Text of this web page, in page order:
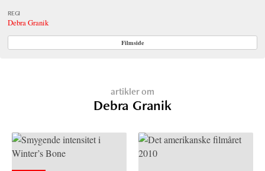
REGI
Debra Granik
Filmside
artikler om
Debra Granik